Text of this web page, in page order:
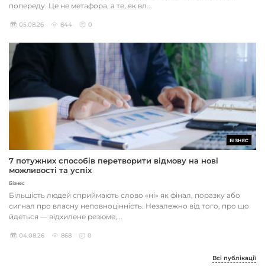
попереду. Це не метафора, а те, як вл...
05.08.26 844 0
БІЗНЕС
7 потужних способів перетворити відмову на нові
можливості та успіх
Бізнес
Більшість людей сприймають слово «ні» як фінал, поразку або
сигнал про власну неповноцінність. Незалежно від того, про що
йдеться — відхилене резюме,...
04.08.26 868 0
Всі публікації